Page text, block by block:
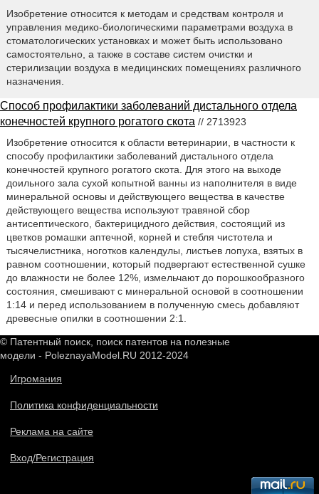
Изобретение относится к методам и средствам контроля и
управления медико-биологическими параметрами воздуха в
стоматологических установках и может быть использовано
самостоятельно, а также в составе систем очистки и
стерилизации воздуха в медицинских помещениях различного
назначения.
Способ профилактики заболеваний дистального отдела
конечностей крупного рогатого скота // 2713923
Изобретение относится к области ветеринарии, в частности к
способу профилактики заболеваний дистального отдела
конечностей крупного рогатого скота. Для этого на выходе
доильного зала сухой копытной ванны из наполнителя в виде
минеральной основы и действующего вещества в качестве
действующего вещества используют травяной сбор
антисептического, бактерицидного действия, состоящий из
цветков ромашки аптечной, корней и стебля чистотела и
тысячелистника, ноготков календулы, листьев лопуха, взятых в
равном соотношении, который подвергают естественной сушке
до влажности не более 12%, измельчают до порошкообразного
состояния, смешивают с минеральной основой в соотношении
1:14 и перед использованием в полученную смесь добавляют
древесные опилки в соотношении 2:1.
© Патентный поиск, поиск патентов на полезные
модели - PoleznayaModel.RU 2012-2024
Игромания
Политика конфиденциальности
Реклама на сайте
Вход/Регистрация